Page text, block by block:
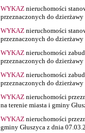
WYKAZnieruchomości
przeznaczonych do
WYKAZnieruchomości
przeznaczonych do
WYKAZ nieruchomości
przeznaczonych do
WYKAZ nieruchomości
przeznaczonych do
WYKAZ nieruchomości
na terenie miasta i gminy
WYKAZ nieruchomości
gminy Głuszyca z dnia